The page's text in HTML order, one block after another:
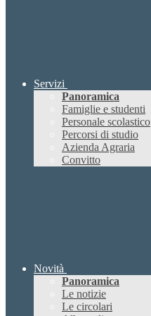
Servizi
Panoramica
Famiglie e studenti
Personale scolastico
Percorsi di studio
Azienda Agraria
Convitto
Novità
Panoramica
Le notizie
Le circolari